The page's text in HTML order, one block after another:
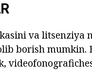
va
borish